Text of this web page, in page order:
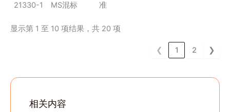
21330-1
MS混标
准
显示第 1 至 10 项结果，共 20 项
❮ 1 2 ❯
相关内容